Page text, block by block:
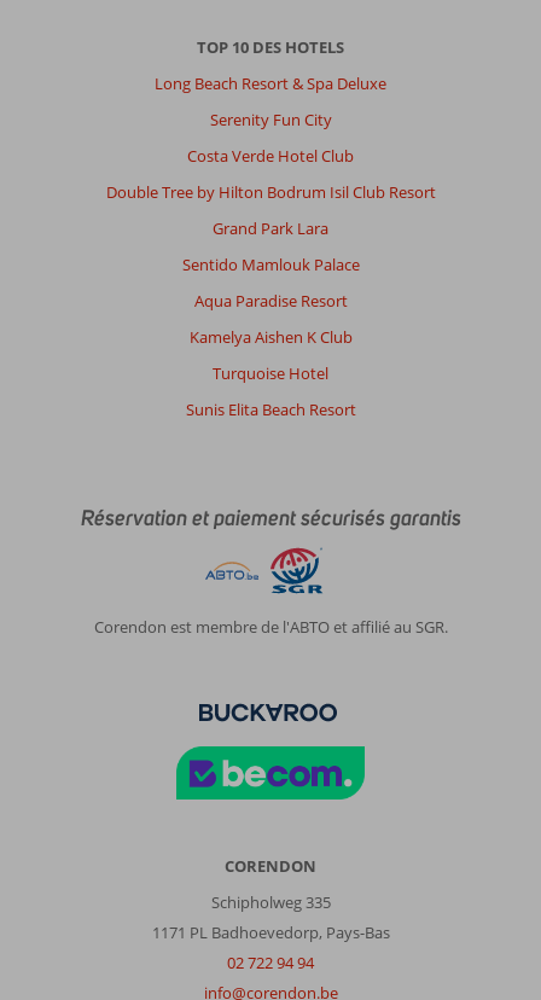
TOP 10 DES HOTELS
Long Beach Resort & Spa Deluxe
Serenity Fun City
Costa Verde Hotel Club
Double Tree by Hilton Bodrum Isil Club Resort
Grand Park Lara
Sentido Mamlouk Palace
Aqua Paradise Resort
Kamelya Aishen K Club
Turquoise Hotel
Sunis Elita Beach Resort
Réservation et paiement sécurisés garantis
Corendon est membre de l'ABTO et affilié au SGR.
CORENDON
Schipholweg 335
1171 PL Badhoevedorp, Pays-Bas
02 722 94 94
info@corendon.be